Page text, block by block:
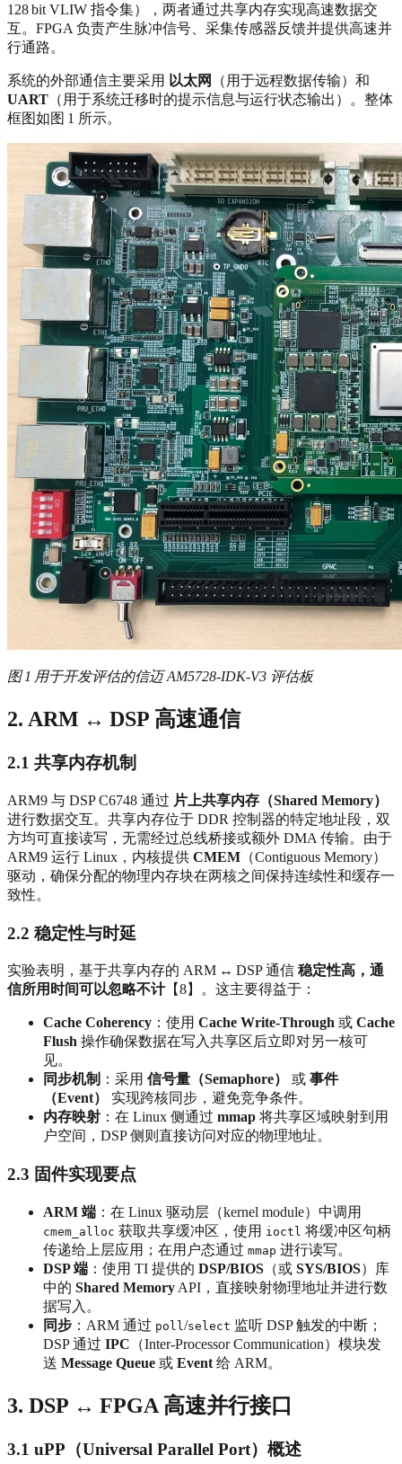
128 bit VLIW 指令集），两者通过共享内存实现高速数据交
互。FPGA 负责产生脉冲信号、采集传感器反馈并提供高速并
行通路。
系统的外部通信主要采用 以太网
（用于远程数据传输）和
UART （用于系统迁移时的提示信息与运行状态输出）。整体
框图如图 1 所示。
图 1 用于开发评估的信迈 AM5728‑IDK‑V3 评估板
2. ARM ↔ DSP 高速通信
2.1 共享内存机制
ARM9 与 DSP C6748 通过 片上共享内存（Shared Memory）
进行数据交互。共享内存位于 DDR 控制器的特定地址段，双
方均可直接读写，无需经过总线桥接或额外 DMA 传输。由于
ARM9 运行 Linux，内核提供 CMEM （Contiguous Memory）
驱动，确保分配的物理内存块在两核之间保持连续性和缓存一
致性。
2.2 稳定性与时延
实验表明，基于共享内存的 ARM ↔ DSP 通信 稳定性高，通
信所用时间可以忽略不计【8】。这主要得益于：
Cache Coherency ：使用 Cache Write‑Through 或 Cache
Flush 操作确保数据在写入共享区后立即对另一核可
见。
同步机制 ：采用 信号量（Semaphore） 或 事件
（Event）
实现跨核同步，避免竞争条件。
内存映射 ：在 Linux 侧通过 mmap 将共享区域映射到用
户空间，DSP 侧则直接访问对应的物理地址。
2.3 固件实现要点
ARM 端 ：在 Linux 驱动层（kernel module）中调用
cmem_alloc 获取共享缓冲区，使用 ioctl 将缓冲区句柄
传递给上层应用；在用户态通过 mmap 进行读写。
DSP 端 ：使用 TI 提供的 DSP/BIOS （或 SYS/BIOS）库
中的 Shared Memory API，直接映射物理地址并进行数
据写入。
同步 ：ARM 通过 poll /select 监听 DSP 触发的中断；
DSP 通过 IPC （Inter‑Processor Communication）模块发
送 Message Queue 或 Event 给 ARM。
3. DSP ↔ FPGA 高速并行接口
3.1 uPP（Universal Parallel Port）概述